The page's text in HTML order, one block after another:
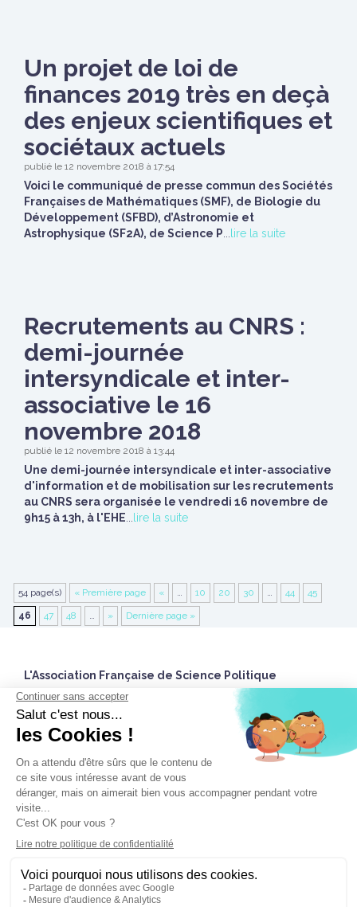
Un projet de loi de
finances 2019 très en deçà
des enjeux scientifiques et
sociétaux actuels
publié le 12 novembre 2018 à 17:54
Voici le communiqué de presse commun des Sociétés
Françaises de Mathématiques (SMF), de Biologie du
Développement (SFBD), d’Astronomie et
Astrophysique (SF2A), de Science P
lire la suite
Recrutements au CNRS :
demi-journée
intersyndicale et inter-
associative le 16
novembre 2018
publié le 12 novembre 2018 à 13:44
Une demi-journée intersyndicale et inter-associative
d'information et de mobilisation sur les recrutements
au CNRS sera organisée le vendredi 16 novembre de
9h15 à 13h, à l'EHE
lire la suite
54 page(s) « Première page « … 10 20 30 … 44 45
46 47 48 … » Dernière page »
L'Association Française de Science Politique
27 rue Saint Guillaume
75337 Paris Cedex 07 France
Accueil
Twitter
Nous contacter
Espace Adhérent.e
Nous utilisons des cookies pour vous garantir la meilleure